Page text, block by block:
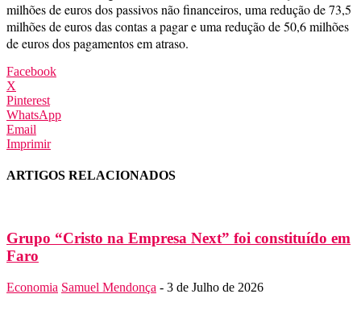
milhões de euros dos passivos não financeiros, uma redução de 73,5
milhões de euros das contas a pagar e uma redução de 50,6 milhões
de euros dos pagamentos em atraso.
Facebook
X
Pinterest
WhatsApp
Email
Imprimir
ARTIGOS RELACIONADOS
Grupo “Cristo na Empresa Next” foi constituído em
Faro
Economia Samuel Mendonça - 3 de Julho de 2026